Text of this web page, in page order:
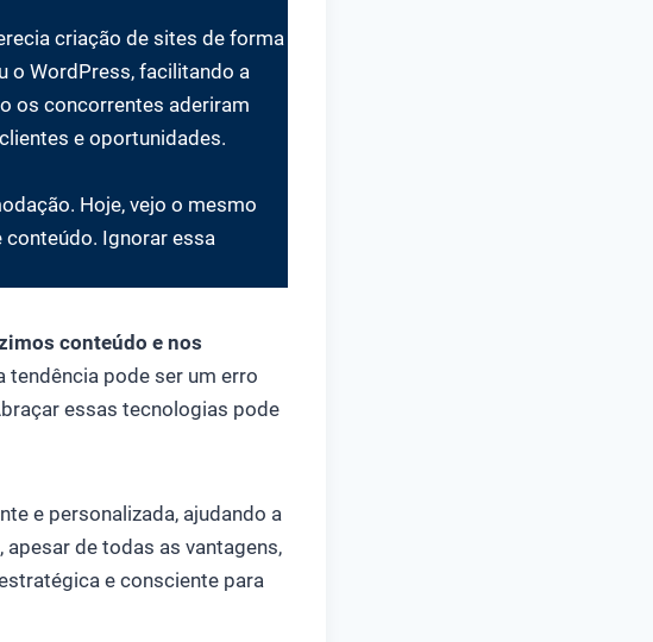
criação de sites de forma
o WordPress, facilitando a
os concorrentes aderiram
e oportunidades.
Hoje, vejo o mesmo
Ignorar essa
conteúdo e nos
tendência pode ser um erro
essas tecnologias pode
e personalizada, ajudando a
apesar de todas as vantagens,
e consciente para